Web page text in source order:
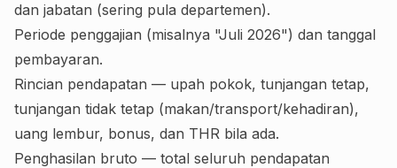
dan jabatan (sering pula departemen).
Periode penggajian (misalnya "Juli 2026") dan tanggal
pembayaran.
Rincian pendapatan — upah pokok, tunjangan tetap,
tunjangan tidak tetap (makan/transport/kehadiran),
uang lembur, bonus, dan THR bila ada.
Penghasilan bruto — total seluruh pendapatan